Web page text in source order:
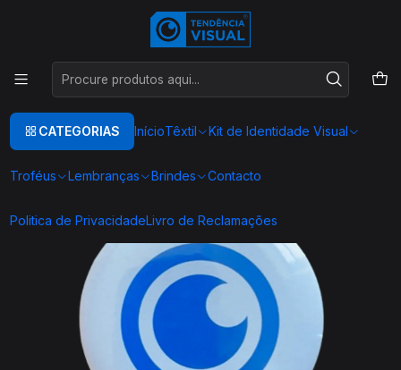
CATEGORIAS InícioTêxtil Kit de Identidade Visual
Troféus Lembranças Brindes Contacto
Politica de PrivacidadeLivro de Reclamações
Este é o texto do slideLer mais
Crachá Magnético Personalizado e Saca-Caricas 58mm - Brindes
Personalizados